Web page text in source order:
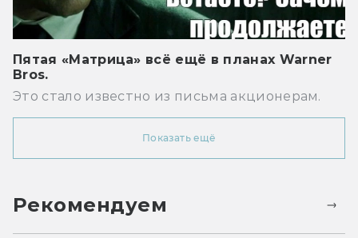
Пятая «Матрица» всё ещё в планах Warner
Bros.
Это стало известно из письма акционерам.
Показать ещё
Рекомендуем